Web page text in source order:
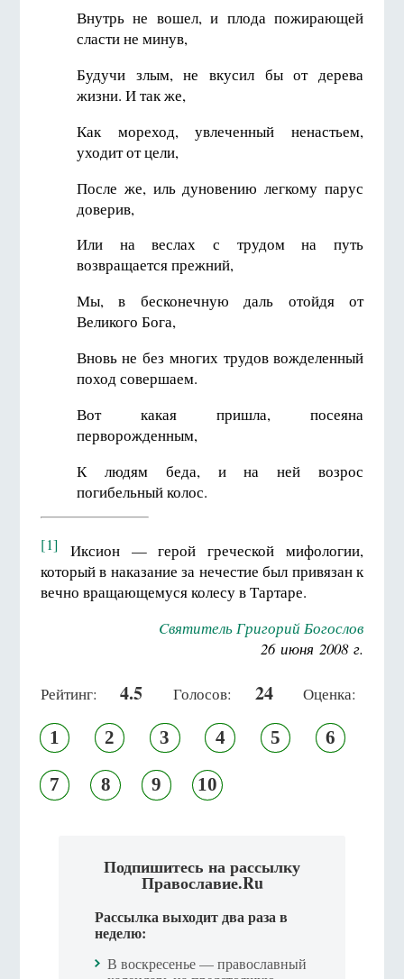
Внутрь не вошел, и плода пожирающей
сласти не минув,
Будучи злым, не вкусил бы от дерева
жизни. И так же,
Как мореход, увлеченный ненастьем,
уходит от цели,
После же, иль дуновению легкому парус
доверив,
Или на веслах с трудом на путь
возвращается прежний,
Мы, в бесконечную даль отойдя от
Великого Бога,
Вновь не без многих трудов вожделенный
поход совершаем.
Вот какая пришла, посеяна
перворожденным,
К людям беда, и на ней возрос
погибельный колос.
[1] Иксион — герой греческой мифологии,
который в наказание за нечестие был привязан к
вечно вращающемуся колесу в Тартаре.
Cвятитель Григорий Богослов
26 июня 2008 г.
Рейтинг: 4.5 Голосов: 24 Оценка:
1 2 3 4 5 6
7 8 9 10
Подпишитесь на рассылку
Православие.Ru
Рассылка выходит два раза в
неделю:
В воскресенье — православный